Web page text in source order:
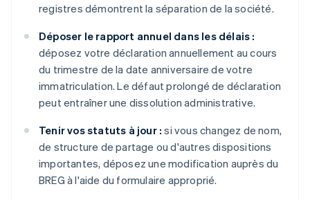
registres démontrent la séparation de la société.
Déposer le rapport annuel dans les délais :
déposez votre déclaration annuellement au cours
du trimestre de la date anniversaire de votre
immatriculation. Le défaut prolongé de déclaration
peut entraîner une dissolution administrative.
Tenir vos statuts à jour : si vous changez de nom,
de structure de partage ou d'autres dispositions
importantes, déposez une modification auprès du
BREG à l'aide du formulaire approprié.